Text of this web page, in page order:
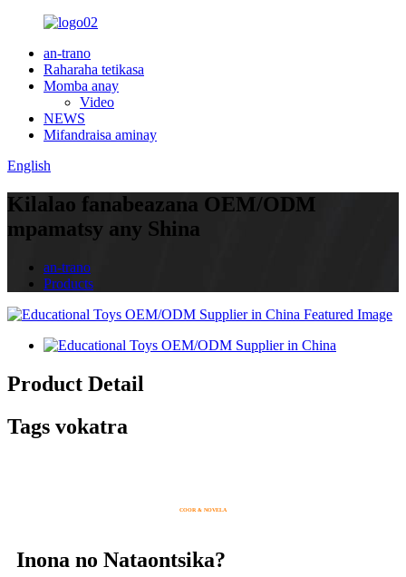
an-trano
Raharaha tetikasa
Momba anay
Video
NEWS
Mifandraisa aminay
English
Kilalao fanabeazana OEM/ODM
mpamatsy any Shina
an-trano
Products
Product Detail
Tags vokatra
COOR & NOVELA
Inona no Nataontsika?